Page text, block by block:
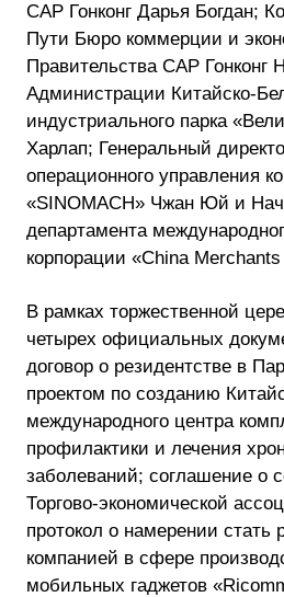
САР Гонконг Дарья Богдан;
Пути Бюро коммерции и
Правительства САР Гонконг
Администрации Китайско-
индустриального парка
Харлап; Генеральный
операционного управления
«SINOMACH» Чжан Юй и
департамента
корпорации «China
В рамках торжественной
четырех официальных
договор о резидентстве в
проектом по созданию
международного центра
профилактики и лечения
заболеваний; соглашение о
Торгово-экономической
протокол о намерении стать
компанией в сфере
мобильных гаджетов